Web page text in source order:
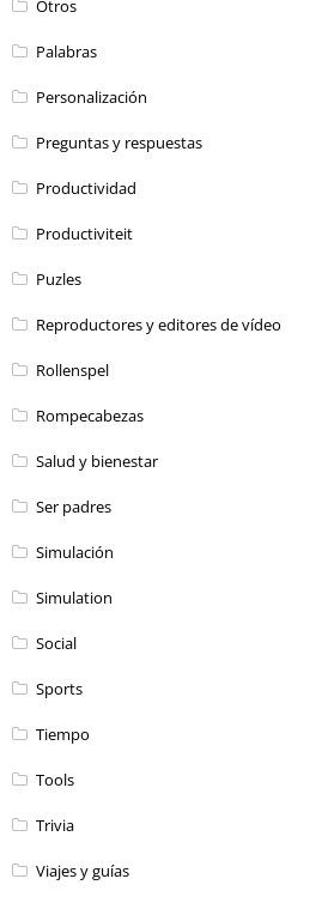
Otros
Palabras
Personalización
Preguntas y respuestas
Productividad
Productiviteit
Puzles
Reproductores y editores de vídeo
Rollenspel
Rompecabezas
Salud y bienestar
Ser padres
Simulación
Simulation
Social
Sports
Tiempo
Tools
Trivia
Viajes y guías